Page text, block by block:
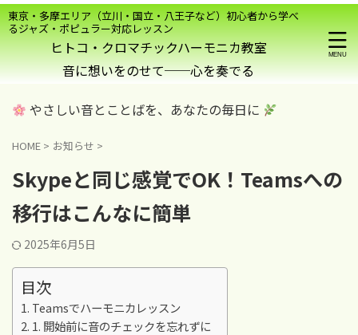
東京・多摩エリア（立川・国立・八王子など）初心者から学べ
るジャズ・ポピュラー対応レッスン
ヒトコ・クロマチックハーモニカ教室
やさしい音とことばを、あなたの毎日に
HOME > お知らせ >
Skypeと同じ感覚でOK！Teamsへの
移行はこんなに簡単
2025年6月5日
目次
Teamsでハーモニカレッスン
1. 開始前に音のチェックを忘れずに